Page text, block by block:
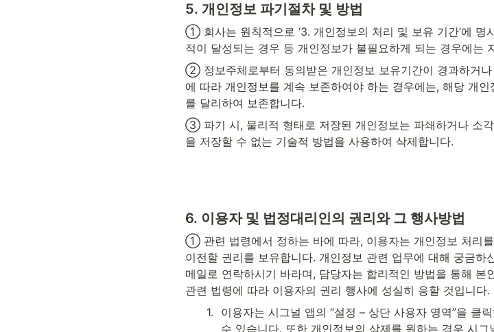
5. 개인정보 파기절차 및 방법
① 회사는 원칙적으로 ‘3. 개인정보의 처리 및 보유 기간’에 명
적이 달성되는 경우 등 개인정보가 불필요하게 되는 경우에는
② 정보주체로부터 동의받은 개인정보 보유기간이 경과하거
에 따라 개인정보를 계속 보존하여야 하는 경우에는, 해당 개
를 달리하여 보존합니다.
③ 파기 시, 물리적 형태로 저장된 개인정보는 파쇄하거나 소
을 저장할 수 없는 기술적 방법을 사용하여 삭제합니다.
6. 이용자 및 법정대리인의 권리와 그 행사방법
① 관련 법령에서 정하는 바에 따라, 이용자는 개인정보 처리
이전할 권리를 보유합니다. 개인정보 관련 업무에 대해 궁금
메일로 연락하시기 바라며, 담당자는 합리적인 방법을 통해
관련 법령에 따라 이용자의 권리 행사에 성실히 응할 것입니다.
1.
이용자는 시그널 앱의 “설정 – 상단 사용자 영역”을 클
수 있습니다. 또한 개인정보의 삭제를 원하는 경우 시